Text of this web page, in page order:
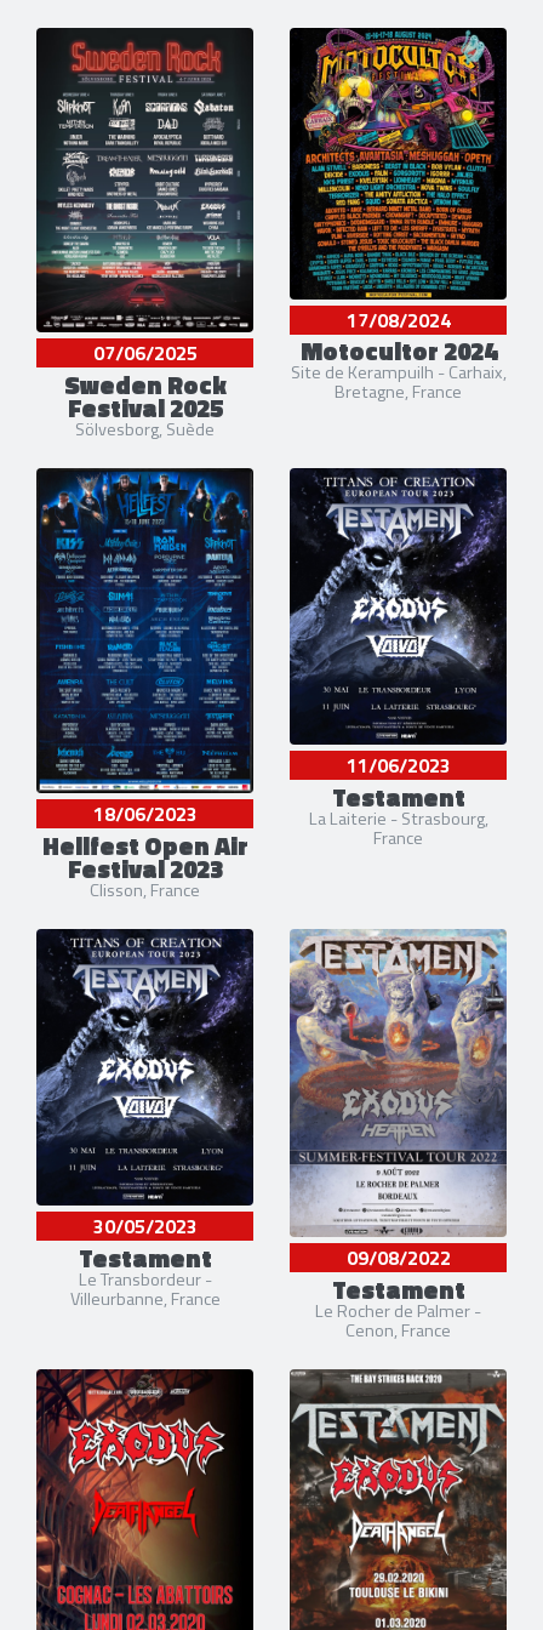
2 liens externes
facebooketsite officiel
07/06/2025
Sweden Rock
Festival 2025
Sölvesborg, Suède
17/08/2024
Motocultor 2024
Site de Kerampuilh - Carhaix,
Bretagne, France
18/06/2023
Hellfest Open Air
Festival 2023
Clisson, France
11/06/2023
Testament
La Laiterie - Strasbourg,
France
30/05/2023
Testament
Le Transbordeur -
Villeurbanne, France
09/08/2022
Testament
Le Rocher de Palmer -
Cenon, France